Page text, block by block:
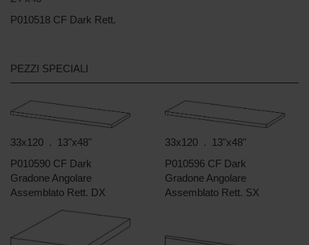
P010518 CF Dark Rett.
PEZZI SPECIALI
33x120 . 13"x48"
P010590 CF Dark
Gradone Angolare
Assemblato Rett. DX
33x120 . 13"x48"
P010596 CF Dark
Gradone Angolare
Assemblato Rett. SX